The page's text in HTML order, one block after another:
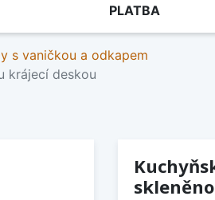
PLATBA
s vaničkou a odkapem
krájecí deskou